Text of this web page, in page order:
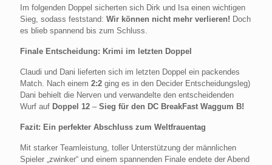
Im folgenden Doppel sicherten sich Dirk und Isa einen wichtigen
Sieg, sodass feststand: Wir können nicht mehr verlieren! Doch
es blieb spannend bis zum Schluss.
Finale Entscheidung: Krimi im letzten Doppel
Claudi und Dani lieferten sich im letzten Doppel ein packendes
Match. Nach einem 2:2 ging es in den Decider Entscheidungsleg)
Dani behielt die Nerven und verwandelte den entscheidenden
Wurf auf Doppel 12 – Sieg für den DC BreakFast Waggum B!
Fazit: Ein perfekter Abschluss zum Weltfrauentag
Mit starker Teamleistung, toller Unterstützung der männlichen
Spieler „zwinker“ und einem spannenden Finale endete der Abend